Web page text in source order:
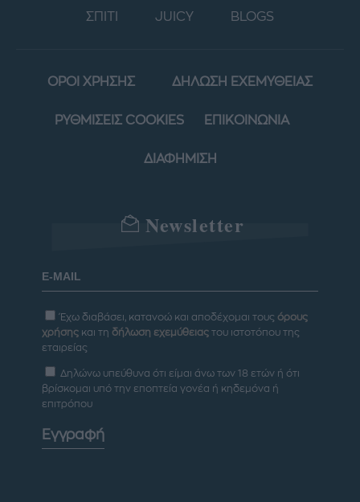
ΣΠΙΤΙ JUICY BLOGS
ΟΡΟΙ ΧΡΗΣΗΣ ΔΗΛΩΣΗ ΕΧΕΜΥΘΕΙΑΣ
ΡΥΘΜΙΣΕΙΣ COOKIES ΕΠΙΚΟΙΝΩΝΙΑ
ΔΙΑΦΗΜΙΣΗ
Newsletter
Έχω διαβάσει, κατανοώ και αποδέχομαι τους όρους
χρήσης και τη δήλωση εχεμύθειας του ιστοτόπου της
εταιρείας
Δηλώνω υπεύθυνα ότι είμαι άνω των 18 ετών ή ότι
βρίσκομαι υπό την εποπτεία γονέα ή κηδεμόνα ή
επιτρόπου
Εγγραφή